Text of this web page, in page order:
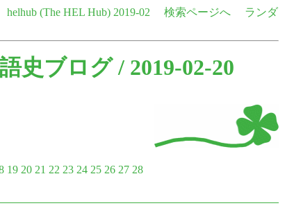
helhub (The HEL Hub) 2019-02 検索ページへ
ランダ
史ブログ/ 2019-02-20
19 20 21 22 23 24 25 26 27 28